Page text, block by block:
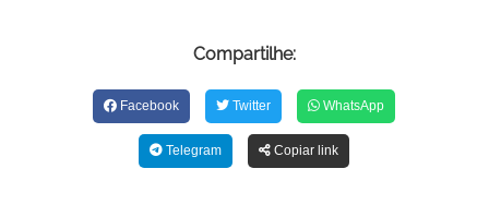
Compartilhe:
Facebook Twitter WhatsApp
Telegram Copiar link